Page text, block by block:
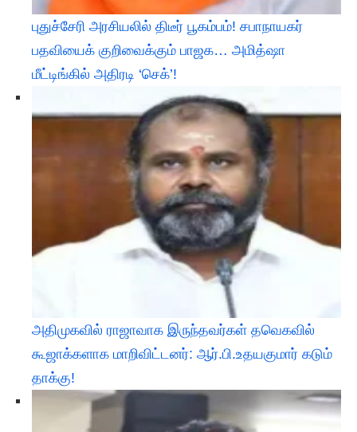
புதுச்சேரி அரசியலில் திடீர் பூகம்பம்! சபாநாயகர்
பதவியைக் குறிவைக்கும் பாஜக… அமித்ஷா
மீட்டிங்கில் அதிரடி ‘செக்’!
அதிமுகவில் ராஜாவாக இருந்தவர்கள் தவெகவில்
கூஜாக்களாக மாறிவிட்டனர்: ஆர்.பி.உதயகுமார் கடும்
தாக்கு!